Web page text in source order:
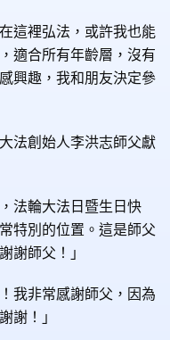
這裡弘法，或許我也能
適合所有年齡層，沒有
興趣，我和朋友決定參
法創始人李洪志師父獻
法輪大法日暨生日快
特別的位置。這是師父
謝師父！」
我非常感謝師父，因為
謝！」